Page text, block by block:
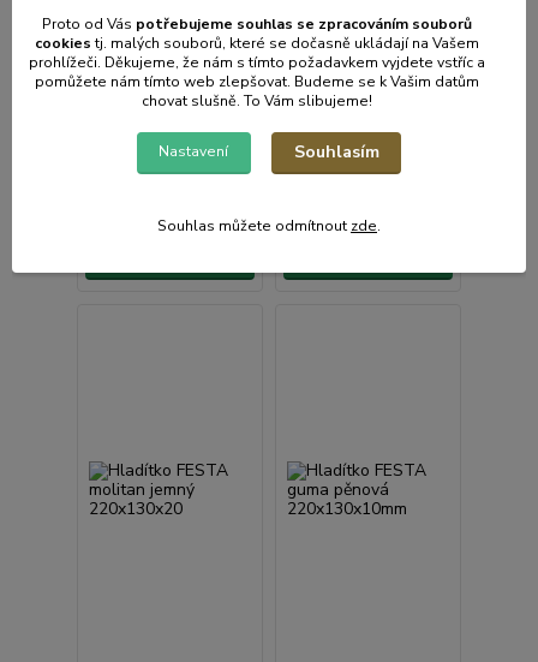
houba mořská
220x130x30
ks
bez
• Skladem centrální
sklad | odešleme do 2-3
houba oranž.
220x130x18mm
129 Kč/ks
• Skladem centrální
sklad | odešleme do 2-3
Proto od Vás potřebujeme souhlas se zpracováním souborů
cookiestj. malých souborů, které se dočasně ukládají na Vašem
prohlížeči. Děkujeme, že nám s tímto požadavkem vyjdete vstříc a
pomůžete nám tímto web zlepšovat. Budeme se k Vašim datům
chovat slušně. To Vám slibujeme!
Nastavení Souhlasím
Souhlas můžete odmítnout zde.